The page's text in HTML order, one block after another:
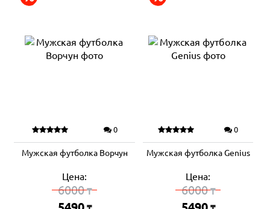
0
Мужская футболка Ворчун
Цена:
6000₸
0
Мужская футболка Genius
Цена:
6000₸